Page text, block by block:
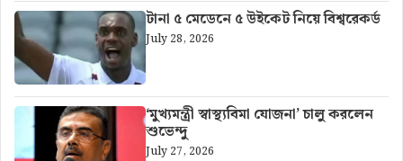
টানা ৫ মেডেনে ৫ উইকেট নিয়ে বিশ্বরেকর্ড
July 28, 2026
‘মুখ্যমন্ত্রী স্বাস্থ্যবিমা যোজনা’ চালু করলেন
শুভেন্দু
July 27, 2026